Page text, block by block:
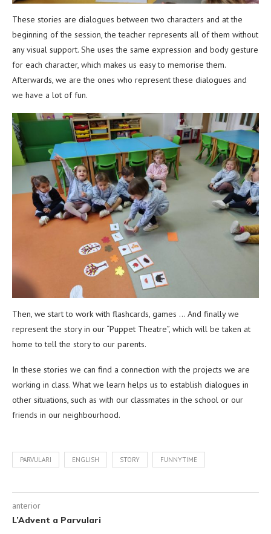
These stories are dialogues between two characters and at the
beginning of the session, the teacher represents all of them without
any visual support. She uses the same expression and body gesture
for each character, which makes us easy to memorise them.
Afterwards, we are the ones who represent these dialogues and
we have a lot of fun.
Then, we start to work with flashcards, games … And finally we
represent the story in our “Puppet Theatre”, which will be taken at
home to tell the story to our parents.
In these stories we can find a connection with the projects we are
working in class. What we learn helps us to establish dialogues in
other situations, such as with our classmates in the school or our
friends in our neighbourhood.
PARVULARI ENGLISH STORY FUNNYTIME
anterior
L’Advent a Parvulari